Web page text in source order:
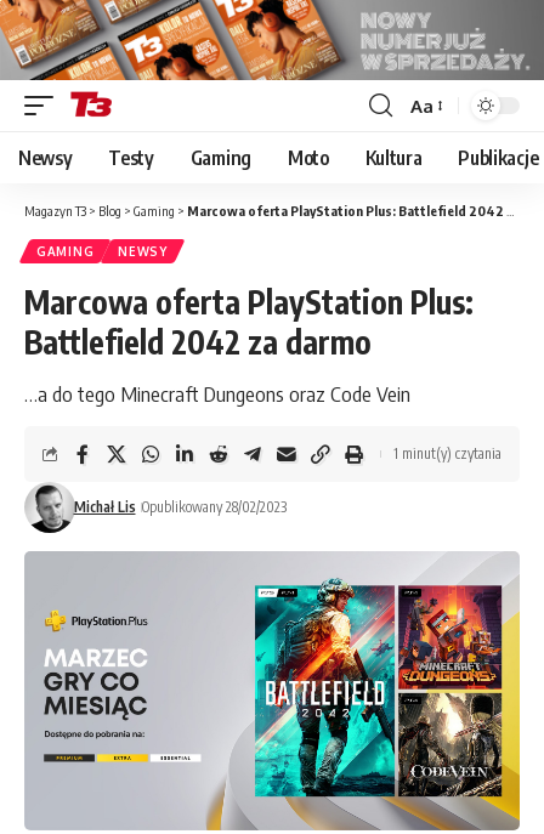
Font
Resizer
Aa
Newsy Testy Gaming Moto Kultura Publikacje
Magazyn T3 > Blog > Gaming > Marcowa oferta PlayStation Plus: Battlefield 2042 za darmo
GAMING NEWSY
Marcowa oferta PlayStation Plus:
Battlefield 2042 za darmo
…a do tego Minecraft Dungeons oraz Code Vein
Michał Lis Opublikowany 28/02/2023
1 minut(y) czytania